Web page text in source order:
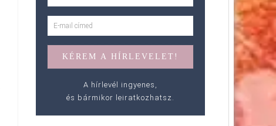
A hírlevél ingyenes,
és bármikor leiratkozhatsz.